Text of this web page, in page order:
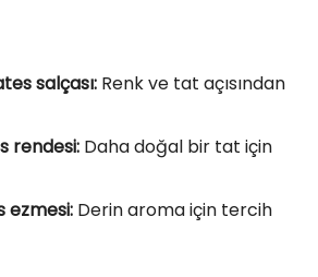
salçası: Renk ve tat açısından
rendesi: Daha doğal bir tat için
ezmesi: Derin aroma için tercih